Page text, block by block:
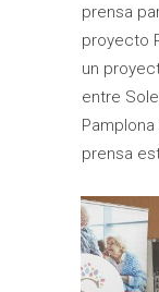
prensa
proyecto
un
entre
prensa